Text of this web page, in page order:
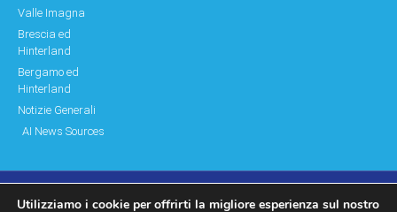
Valle Imagna
Brescia ed
Hinterland
Bergamo ed
Hinterland
Notizie Generali
AI News Sources
© Copyright 2011 – 2026 Montagne & Paesi
Utilizziamo i cookie per offrirti la migliore esperienza sul nostro